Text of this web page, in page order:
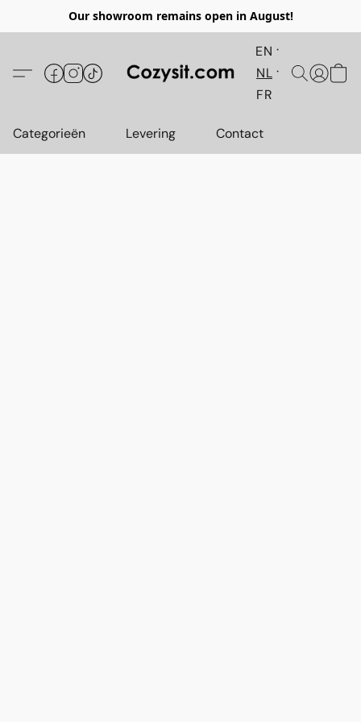
Our showroom remains open in August!
EN
NL
FR
Categorieën Levering Contact